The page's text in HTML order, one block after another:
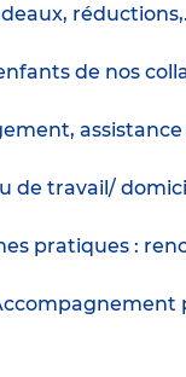
de nos
de travail/
pratiques :